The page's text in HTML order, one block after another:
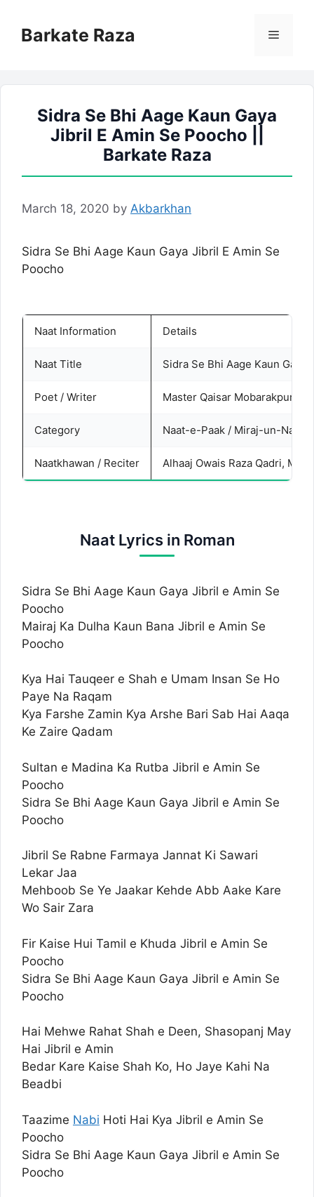
contentBarkate Raza Menu
Sidra Se Bhi Aage Kaun Gaya
Jibril E Amin Se Poocho ||
Barkate Raza
March 18, 2020 by Akbarkhan
Sidra Se Bhi Aage Kaun Gaya Jibril E Amin Se
Poocho
Naat Information Details
Naat Title Sidra Se Bhi Aage Kaun Gaya
Poet / Writer Master Qaisar Mobarakpuri
Category Naat-e-Paak / Miraj-un-Nabi
Naatkhawan / Reciter Alhaaj Owais Raza Qadri,
Naat Lyrics in Roman
Sidra Se Bhi Aage Kaun Gaya Jibril e Amin Se
Poocho
Mairaj Ka Dulha Kaun Bana Jibril e Amin Se
Poocho
Kya Hai Tauqeer e Shah e Umam Insan Se Ho
Paye Na Raqam
Kya Farshe Zamin Kya Arshe Bari Sab Hai Aaqa
Ke Zaire Qadam
Sultan e Madina Ka Rutba Jibril e Amin Se
Poocho
Sidra Se Bhi Aage Kaun Gaya Jibril e Amin Se
Poocho
Jibril Se Rabne Farmaya Jannat Ki Sawari
Lekar Jaa
Mehboob Se Ye Jaakar Kehde Abb Aake Kare
Wo Sair Zara
Fir Kaise Hui Tamil e Khuda Jibril e Amin Se
Poocho
Sidra Se Bhi Aage Kaun Gaya Jibril e Amin Se
Poocho
Hai Mehwe Rahat Shah e Deen, Shasopanj May
Hai Jibril e Amin
Bedar Kare Kaise Shah Ko, Ho Jaye Kahi Na
Beadbi
Taazime Nabi Hoti Hai Kya Jibril e Amin Se
Poocho
Sidra Se Bhi Aage Kaun Gaya Jibril e Amin Se
Poocho